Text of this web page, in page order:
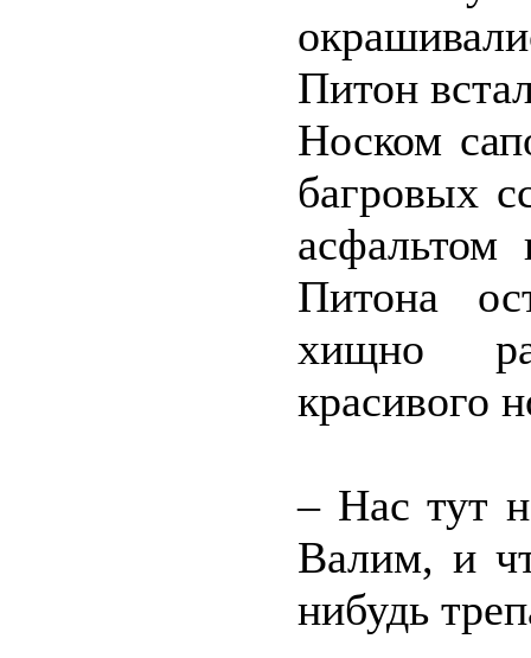
Питон
Носком
багровых
Питона
хищно
красивого
– Нас тут
Валим, и
нибудь